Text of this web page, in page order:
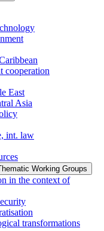
cooperation
East
Asia
int. law
Working Groups
in the context of
transformations